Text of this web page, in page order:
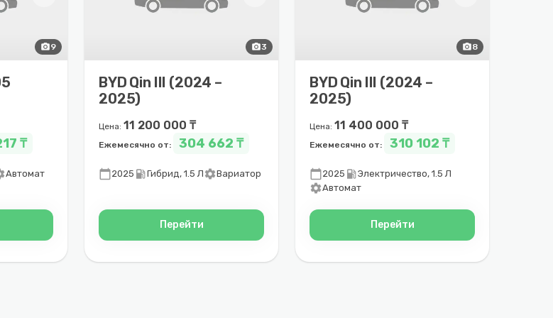
photo_camera9
₸
Автомат
photo_camera3
BYD Qin III (2024 –
2025)
Цена: 11 200 000 ₸
Ежемесячно от: 304 662 ₸
calendar_today2025 local_gas_stationГибрид, 1.5 Л settingsВариатор
Перейти
photo_camera8
BYD Qin III (2024 –
2025)
Цена: 11 400 000 ₸
Ежемесячно от: 310 102 ₸
calendar_today2025 local_gas_stationЭлектричество, 1.5 Л
settingsАвтомат
Перейти